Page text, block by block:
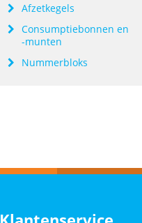
Afzetkegels
Consumptiebonnen en
-munten
Nummerbloks